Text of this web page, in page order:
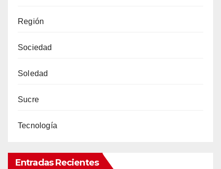
Región
Sociedad
Soledad
Sucre
Tecnología
Entradas Recientes